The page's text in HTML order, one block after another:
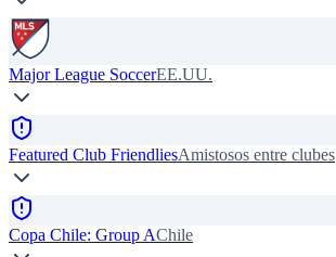
Major League SoccerEE.UU.
Featured Club FriendliesAmistosos entre clubes
Copa Chile: Group AChile